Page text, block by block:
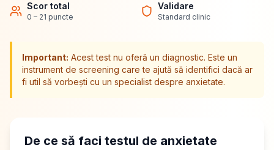
Scor total
0 – 21 puncte
Validare
Standard clinic
Important: Acest test nu oferă un diagnostic. Este un
instrument de screening care te ajută să identifici dacă ar
fi util să vorbești cu un specialist despre anxietate.
De ce să faci testul de anxietate